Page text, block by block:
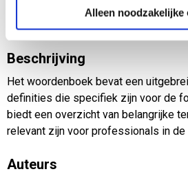
Alleen noodzakelijke
overdrachten, maar ook als
professionals in het veld.
Beschrijving
Het woordenboek bevat een
definities die specifiek zijn voor de
biedt een overzicht van belangrijke
relevant zijn voor professionals in
Auteurs